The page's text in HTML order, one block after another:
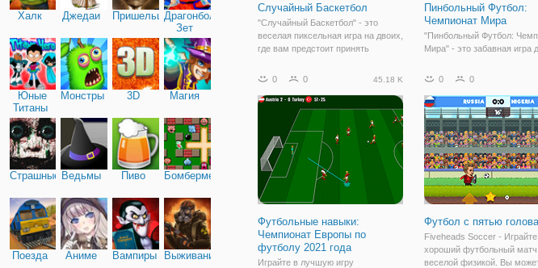
Халк Джедаи ПришельцыДрагонболл
Зет
Юные
Титаны
Монстры 3D Магия
Страшные Ведьмы Пиво Бомбермен
Поезда Аниме Вампиры Выживание
Случайный Баскетбол
"Случайный Баскетбол" - это
веселая пиксельная игра на двоих,
где вам предстоит принять
соревнованиях, в которых
играет простое везение! Вы
можете играть в одиночку
Пинбольный Футбол:
Чемпионат Мира
"Пинбольный Футбол:
Мира" - это забавная игра
деле, которая как минимум
назвали игру пинбольным
футболом, потому что она
объединяет в себе
0 0 45.18 K
Футбольные навыки:
Чемпионат Европы по
футболу 2021 года
Играйте в лучшую игру
0 0
Футбол с пятью
Fiveheads Soccer -
хороший футбольный матч
веселой физикой. Вы